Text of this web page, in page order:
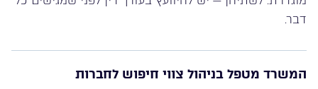
דבר.
המשרד מטפל בניהול צווי חיפוש לחברות